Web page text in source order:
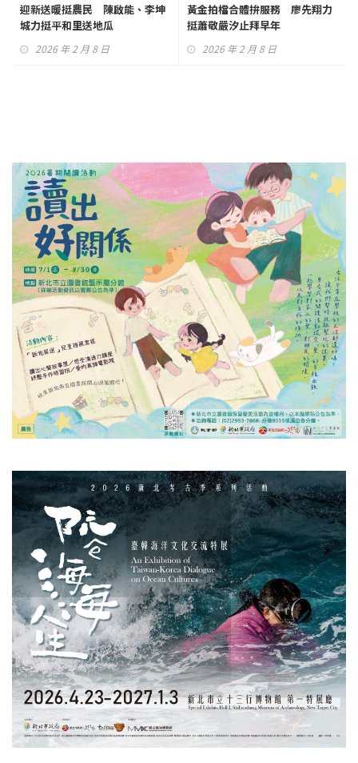
迎新送暖挺農民 陳啟能、李坤
城力挺平和里送地瓜
2026 年 2 月 8 日
黃金拍檔合體拚服務 廖先翔力
挺蕭敬嚴汐止拜早年
2026 年 2 月 8 日